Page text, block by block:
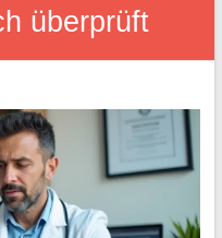
überprüft